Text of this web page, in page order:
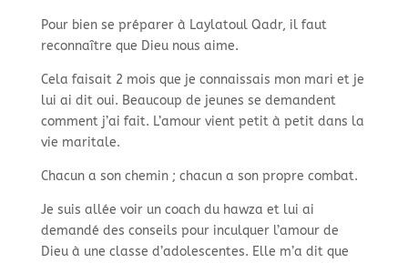
Pour bien se préparer à Laylatoul Qadr, il faut
reconnaître que Dieu nous aime.
Cela faisait 2 mois que je connaissais mon mari et je
lui ai dit oui. Beaucoup de jeunes se demandent
comment j’ai fait. L’amour vient petit à petit dans la
vie maritale.
Chacun a son chemin ; chacun a son propre combat.
Je suis allée voir un coach du hawza et lui ai
demandé des conseils pour inculquer l’amour de
Dieu à une classe d’adolescentes. Elle m’a dit que